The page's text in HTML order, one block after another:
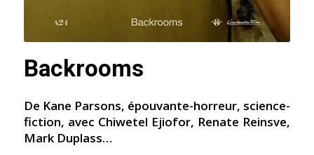
Backrooms
De Kane Parsons, épouvante-horreur, science-
fiction, avec Chiwetel Ejiofor, Renate Reinsve,
Mark Duplass…